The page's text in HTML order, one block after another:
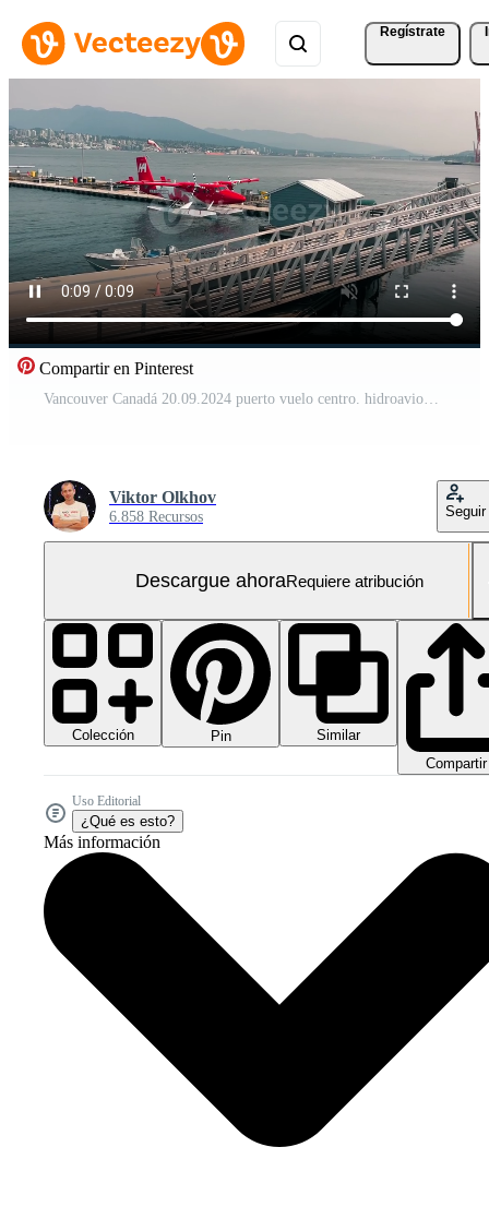
Regístrate
Compartir en Pinterest
Vancouver Canadá 20.09.2024 puerto vuelo centro. hidroaviones atracado a un frente al mar con ciudad y montañas. brillantemente de colores hidroaviones son atracado a un frente al mar con un ciudad horizonte en el antecedentes
Viktor Olkhov
6.858 Recursos Seguir
Descargue ahoraRequiere atribución
Colección Pin
Similar
Compartir
Uso Editorial
¿Qué es esto?
Más información